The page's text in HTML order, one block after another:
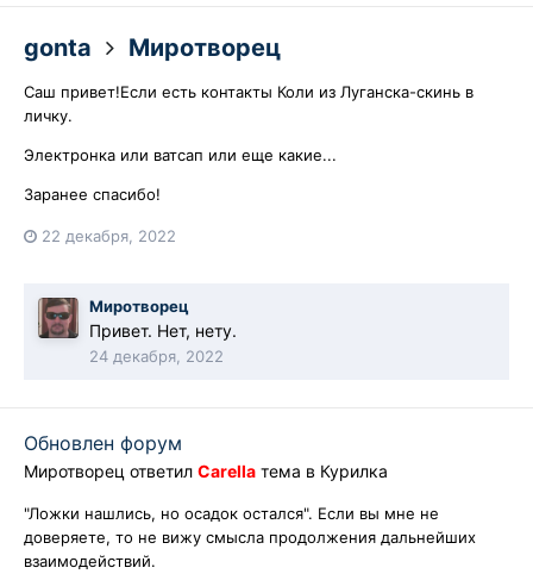
gonta Миротворец
Саш привет!Если есть контакты Коли из Луганска-скинь в
личку.
Электронка или ватсап или еще какие...
Заранее спасибо!
22 декабря, 2022
Миротворец
Привет. Нет, нету.
24 декабря, 2022
Обновлен форум
Миротворец ответил Carella тема в Курилка
"Ложки нашлись, но осадок остался". Если вы мне не
доверяете, то не вижу смысла продолжения дальнейших
взаимодействий.